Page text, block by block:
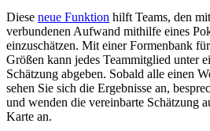
Diese neue Funktion hilft Teams, den
verbundenen Aufwand mithilfe eines
einzuschätzen. Mit einer Formenbank
Größen kann jedes Teammitglied unter
Schätzung abgeben. Sobald alle einen
sehen Sie sich die Ergebnisse an,
und wenden die vereinbarte Schätzung
Karte an.